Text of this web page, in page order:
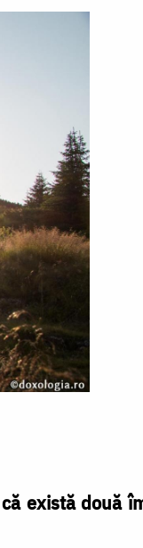
există două